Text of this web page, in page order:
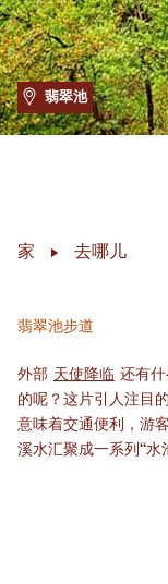
翡翠池
家 去哪儿
翡翠池步道
外部 天使降临 还有
的呢？这片引人注目
意味着交通便利，游
溪水汇聚成一系列“水